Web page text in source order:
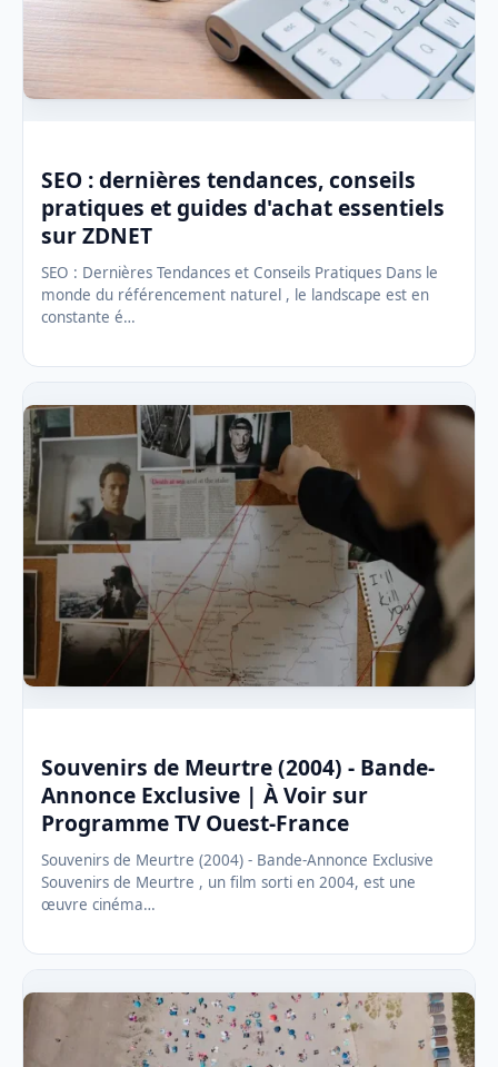
SEO : dernières tendances, conseils
pratiques et guides d'achat essentiels
sur ZDNET
SEO : Dernières Tendances et Conseils Pratiques Dans le
monde du référencement naturel , le landscape est en
constante é…
Souvenirs de Meurtre (2004) - Bande-
Annonce Exclusive | À Voir sur
Programme TV Ouest-France
Souvenirs de Meurtre (2004) - Bande-Annonce Exclusive
Souvenirs de Meurtre , un film sorti en 2004, est une
œuvre cinéma…